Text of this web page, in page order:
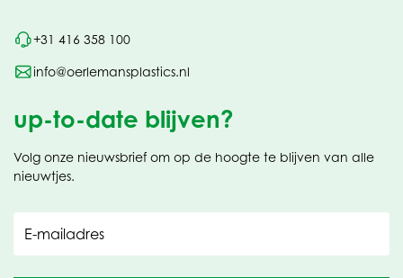
+31 416 358 100
info@oerlemansplastics.nl
up-to-date blijven?
Volg onze nieuwsbrief om op de hoogte te blijven van alle
nieuwtjes.
E-mailadres